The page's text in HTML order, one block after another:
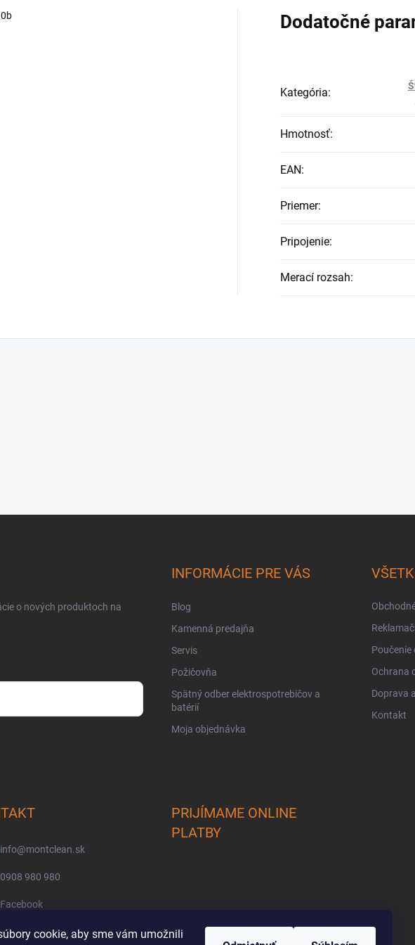
cookie, aby sme vám umožnili
Dodatočné
Kategória:
Hmotnosť:
EAN:
Priemer:
Pripojenie:
Merací rozsah:
o nových produktoch na
INFORMÁCIE PRE VÁS
Blog
Kamenná predajňa
Servis
Požičovňa
Spätný odber elektrospotrebičov a
batérií
Moja objednávka
Poučenie
Ochrana
Doprava
Kontakt
info@montclean.sk
0908 980 980
Facebook
montclean/
PRIJÍMAME ONLINE
PLATBY